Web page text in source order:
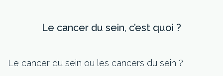
Le cancer du sein, c’est quoi ?
Le cancer du sein ou les cancers du sein ?